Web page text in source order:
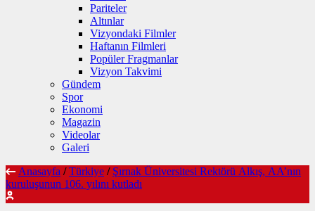
Pariteler
Altınlar
Vizyondaki Filmler
Haftanın Filmleri
Popüler Fragmanlar
Vizyon Takvimi
Gündem
Spor
Ekonomi
Magazin
Videolar
Galeri
Anasayfa / Türkiye / Şırnak Üniversitesi Rektörü Alkış, AA’nın
kuruluşunun 106. yılını kutladı